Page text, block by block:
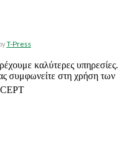
T-Press
καλύτερες υπηρεσίες.
συμφωνείτε στη χρήση των